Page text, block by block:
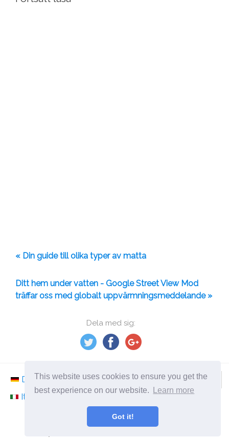
This website uses cookies to ensure you get the
best experience on our website.
Learn more
Got it!
Dela med sig:
« Din guide till olika typer av matta
Ditt hem under vatten - Google Street View Mod
träffar oss med globalt uppvärmningsmeddelande »
Deutsch Nederlands Svenska
Norsk
Italiano
Español Românesc
sv.ephesossoftware.com